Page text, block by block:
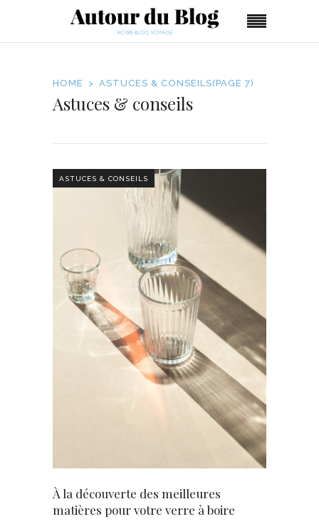
HOME ASTUCES & CONSEILS(PAGE 7)
Astuces & conseils
ASTUCES & CONSEILS
À la découverte des meilleures
matières pour votre verre à boire